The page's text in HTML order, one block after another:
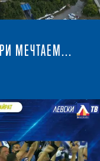
МЕЧТАЕМ...